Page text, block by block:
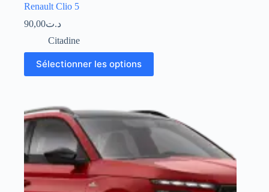
Renault Clio 5
د.ت90,00
Citadine
Sélectionner les options